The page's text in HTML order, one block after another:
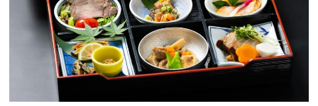
【ご朝食】
『大分の郷土料理がメインの和朝食』
■営業時間／７：００〜９：００（最終受付８：３０）
■場所／レストラン豊旬 または ラーメンごくまる ゆ